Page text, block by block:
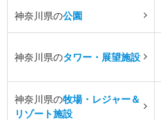
神奈川県の公園
神奈川県のタワー・展望施設
神奈川県の牧場・レジャー＆
リゾート施設